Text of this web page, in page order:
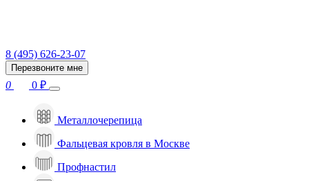
8 (495) 626-23-07
Перезвоните мне
0 0 ₽
Металлочерепица
Фальцевая кровля в Москве
Профнастил